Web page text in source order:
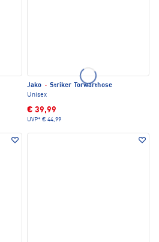
Jako · Striker Torwarthose
Unisex
€ 39,99
UVP* € 44,99